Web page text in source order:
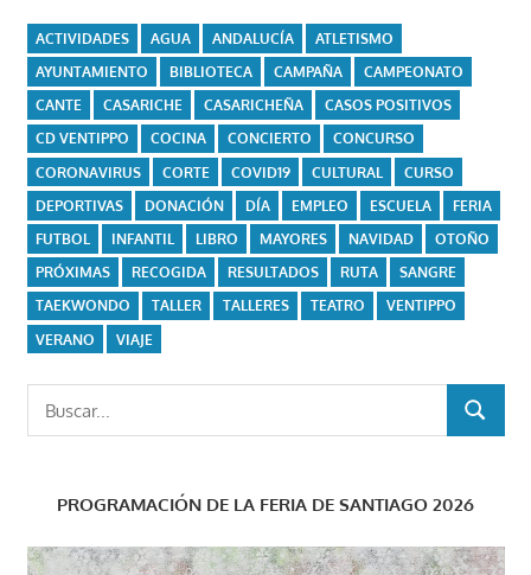
ACTIVIDADES AGUA ANDALUCÍA
ATLETISMO
AYUNTAMIENTO
BIBLIOTECA CAMPAÑA
CAMPEONATO
CANTE
CASARICHE CASARICHEÑA
CASOS POSITIVOS
CD VENTIPPO
COCINA CONCIERTO
CONCURSO
CORONAVIRUS
CORTE COVID19 CULTURAL
CURSO
DEPORTIVAS
DONACIÓN DÍA EMPLEO ESCUELA
FERIA
FUTBOL
INFANTIL LIBRO MAYORES NAVIDAD
OTOÑO
PRÓXIMAS
RECOGIDA RESULTADOS RUTA
SANGRE
TAEKWONDO
TALLER TALLERES TEATRO
VENTIPPO
VERANO
VIAJE
BUSCAR
PROGRAMACIÓN DE LA FERIA DE SANTIAGO 2026